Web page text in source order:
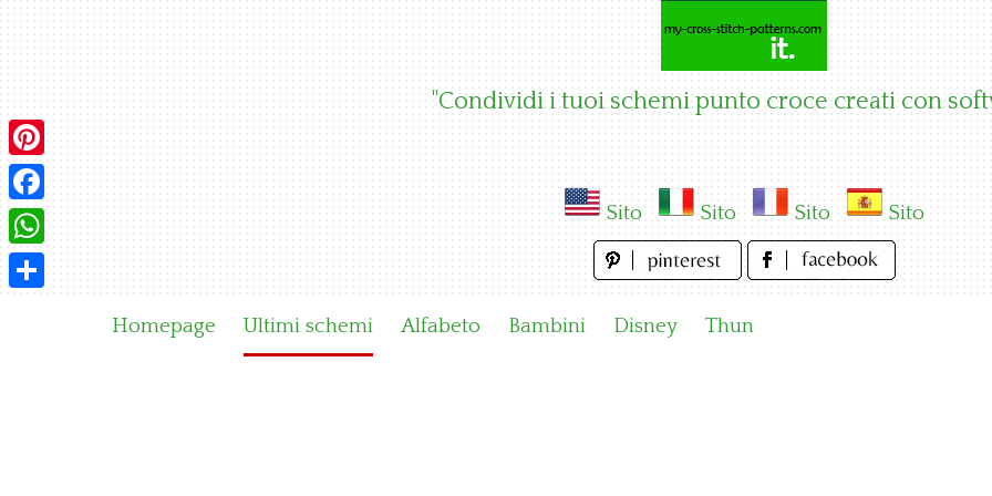
"Condividi i tuoi schemi punto croce creati con
Sito Sito Sito Sito
Homepage Ultimi schemi Alfabeto Bambini Disney Thun
Pinterest
Facebook
WhatsApp